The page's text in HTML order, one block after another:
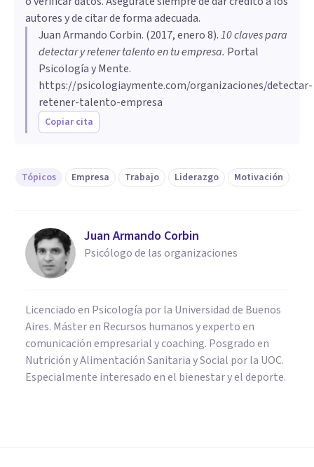
autores y de citar de forma adecuada.
Juan Armando Corbin. (2017, enero 8).10 claves para
detectar y retener talento en tu empresa. Portal
Psicología y Mente.
https://psicologiaymente.com/organizaciones/detectar-
retener-talento-empresa
Copiar cita
Tópicos Empresa Trabajo Liderazgo Motivación
Juan Armando Corbin
Psicólogo de las organizaciones
Licenciado en Psicología por la Universidad de Buenos
Aires. Máster en Recursos humanos y experto en
comunicación empresarial y coaching. Posgrado en
Nutrición y Alimentación Sanitaria y Social por la UOC.
Especialmente interesado en el bienestar y el deporte.